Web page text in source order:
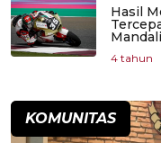
Hasil
4 tahun
KOMUNITAS